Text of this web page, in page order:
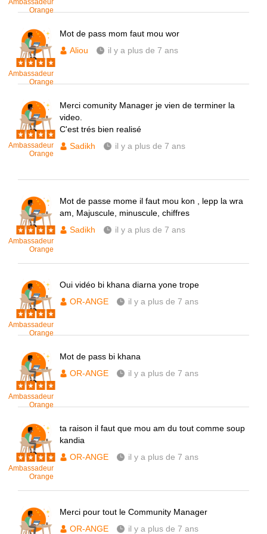
Ambassadeur
Orange
Ambassadeur
Orange
Mot de pass mom faut mou wor
Aliou
il y a plus de 7 ans
Ambassadeur
Orange
Merci comunity Manager je vien de terminer la
video.
C'est trés bien realisé
Sadikh
il y a plus de 7 ans
Ambassadeur
Orange
Mot de passe mome il faut mou kon , lepp la wra
am, Majuscule, minuscule, chiffres
Sadikh
il y a plus de 7 ans
Ambassadeur
Orange
Oui vidéo bi khana diarna yone trope
OR-ANGE
il y a plus de 7 ans
Ambassadeur
Orange
Mot de pass bi khana
OR-ANGE
il y a plus de 7 ans
Ambassadeur
Orange
ta raison il faut que mou am du tout comme soup
kandia
OR-ANGE
il y a plus de 7 ans
Merci pour tout le Community Manager
OR-ANGE
il y a plus de 7 ans